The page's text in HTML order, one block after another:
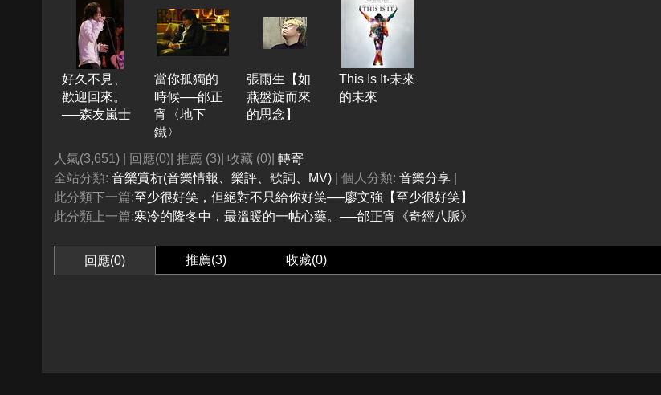
好久不見、
歡迎回來。
──森友嵐士
當你孤獨的
時候──邰正
宵〈地下
鐵〉
張雨生【如
燕盤旋而來
的思念】
This Is It‧未來
的未來
人氣(3,651) | 回應(0)| 推薦 (3)| 收藏 (0)| 轉寄
全站分類: 音樂賞析(音樂情報、樂評、歌詞、MV) | 個人分類: 音樂分享
此分類下一篇:至少很好笑，但絕對不只給你好笑──廖文強【至少很好笑】
此分類上一篇:寒冷的隆冬中，最溫暖的一帖心藥。──邰正宵《奇經八脈》
回應(0) 推薦(3) 收藏(0)